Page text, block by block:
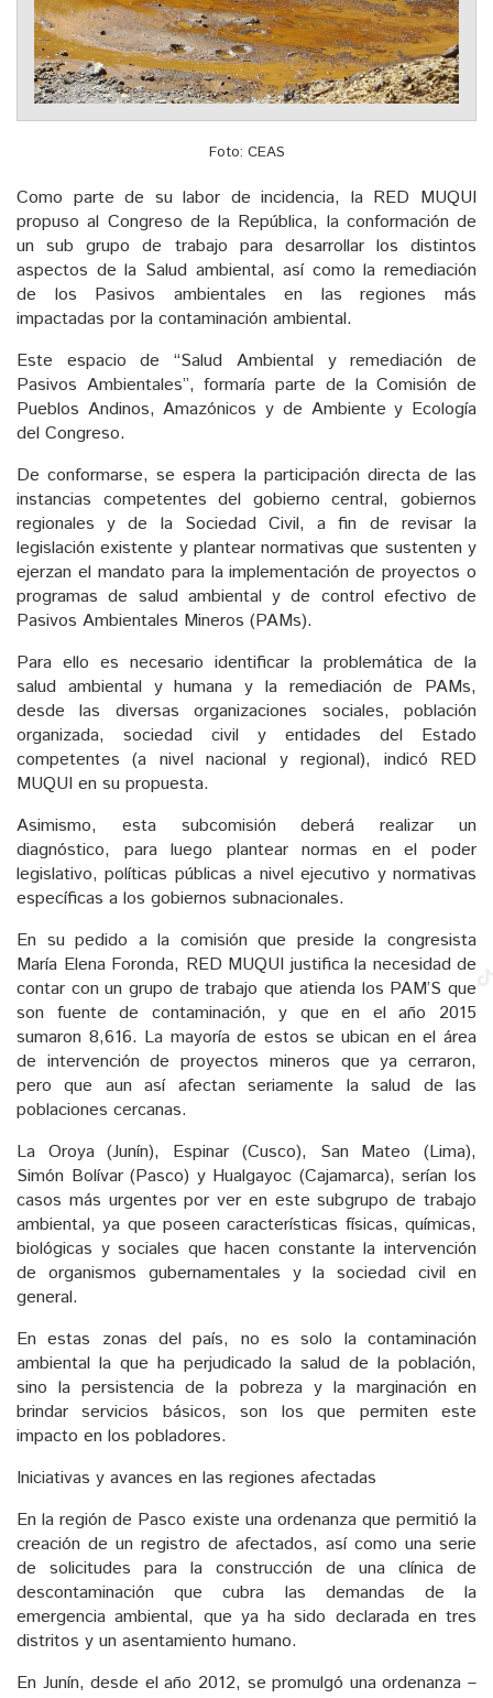
Foto: CEAS
Como parte de su labor de incidencia, la RED MUQUI
propuso al Congreso de la República, la conformación de
un sub grupo de trabajo para desarrollar los distintos
aspectos de la Salud ambiental, así como la remediación
de los Pasivos ambientales en las regiones más
impactadas por la contaminación ambiental.
Este espacio de “Salud Ambiental y remediación de
Pasivos Ambientales”, formaría parte de la Comisión de
Pueblos Andinos, Amazónicos y de Ambiente y Ecología
del Congreso.
De conformarse, se espera la participación directa de las
instancias competentes del gobierno central, gobiernos
regionales y de la Sociedad Civil, a fin de revisar la
legislación existente y plantear normativas que sustenten y
ejerzan el mandato para la implementación de proyectos o
programas de salud ambiental y de control efectivo de
Pasivos Ambientales Mineros (PAMs).
Para ello es necesario identificar la problemática de la
salud ambiental y humana y la remediación de PAMs,
desde las diversas organizaciones sociales, población
organizada, sociedad civil y entidades del Estado
competentes (a nivel nacional y regional), indicó RED
MUQUI en su propuesta.
Asimismo, esta subcomisión deberá realizar un
diagnóstico, para luego plantear normas en el poder
legislativo, políticas públicas a nivel ejecutivo y normativas
específicas a los gobiernos subnacionales.
En su pedido a la comisión que preside la congresista
María Elena Foronda, RED MUQUI justifica la necesidad de
contar con un grupo de trabajo que atienda los PAM’S que
son fuente de contaminación, y que en el año 2015
sumaron 8,616. La mayoría de estos se ubican en el área
de intervención de proyectos mineros que ya cerraron,
pero que aun así afectan seriamente la salud de las
poblaciones cercanas.
La Oroya (Junín), Espinar (Cusco), San Mateo (Lima),
Simón Bolívar (Pasco) y Hualgayoc (Cajamarca), serían los
casos más urgentes por ver en este subgrupo de trabajo
ambiental, ya que poseen características físicas, químicas,
biológicas y sociales que hacen constante la intervención
de organismos gubernamentales y la sociedad civil en
general.
En estas zonas del país, no es solo la contaminación
ambiental la que ha perjudicado la salud de la población,
sino la persistencia de la pobreza y la marginación en
brindar servicios básicos, son los que permiten este
impacto en los pobladores.
Iniciativas y avances en las regiones afectadas
En la región de Pasco existe una ordenanza que permitió la
creación de un registro de afectados, así como una serie
de solicitudes para la construcción de una clínica de
descontaminación que cubra las demandas de la
emergencia ambiental, que ya ha sido declarada en tres
distritos y un asentamiento humano.
En Junín, desde el año 2012, se promulgó una ordenanza –